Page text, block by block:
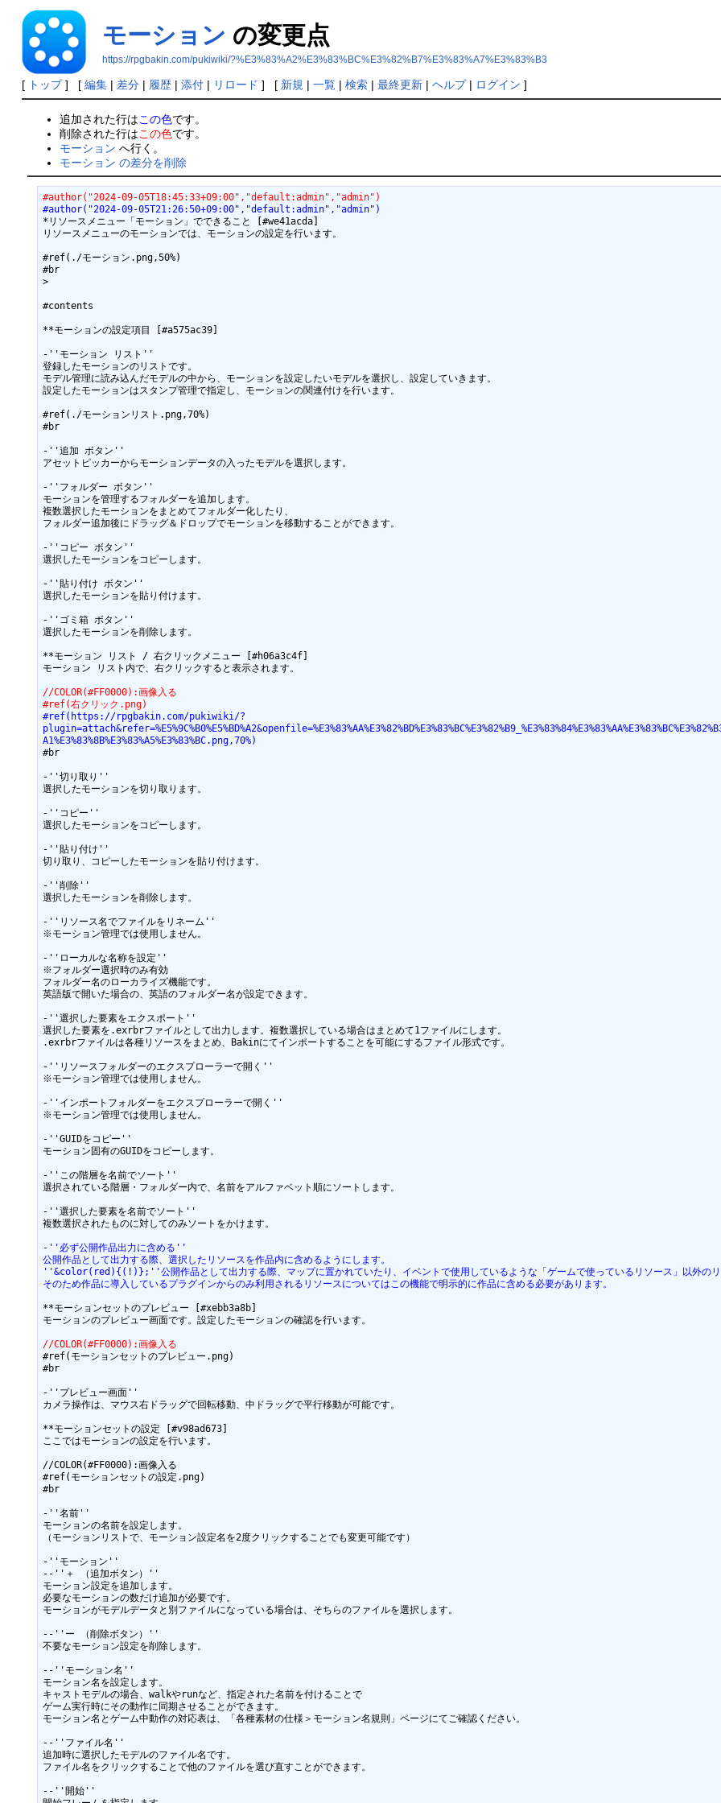
モーション の変更点
https://rpgbakin.com/pukiwiki/?%E3%83%A2%E3%83%BC%E3%82%B7%E3%83%A7%E3%83%B3
[ トップ] [ 編集| 差分| 履歴| 添付| リロード ] [ 新規 | 一覧| 検索| 最終更新| ヘルプ| ログイン ]
追加された行はこの色です。
削除された行はこの色です。
モーション へ行く。
モーション の差分を削除
#author("2024-09-05T18:45:33+09:00","default:admin","admin")
#author("2024-09-05T21:26:50+09:00","default:admin","admin")
*リソースメニュー「モーション」でできること [#we41acda]
リソースメニューのモーションでは、モーションの設定を行います。
#ref(./モーション.png,50%)
#br
>
#contents
**モーションの設定項目 [#a575ac39]
-''モーション リスト''
登録したモーションのリストです。
モデル管理に読み込んだモデルの中から、モーションを設定したいモデルを選択し、設定していきます。
設定したモーションはスタンプ管理で指定し、モーションの関連付けを行います。
#ref(./モーションリスト.png,70%)
#br
-''追加 ボタン''
アセットピッカーからモーションデータの入ったモデルを選択します。
-''フォルダー ボタン''
モーションを管理するフォルダーを追加します。
複数選択したモーションをまとめてフォルダー化したり、
フォルダー追加後にドラッグ＆ドロップでモーションを移動することができます。
-''コピー ボタン''
選択したモーションをコピーします。
-''貼り付け ボタン''
選択したモーションを貼り付けます。
-''ゴミ箱 ボタン''
選択したモーションを削除します。
**モーション リスト / 右クリックメニュー [#h06a3c4f]
//COLOR(#FF0000):画像入る
#ref(右クリック.png)
#ref(https://rpgbakin.com/pukiwiki/?
A1%E3%83%8B%E3%83%A5%E3%83%BC.png,70%)
#br
-''切り取り''
選択したモーションを切り取ります。
-''コピー''
選択したモーションをコピーします。
-''貼り付け''
切り取り、コピーしたモーションを貼り付けます。
-''削除''
選択したモーションを削除します。
-''リソース名でファイルをリネーム''
※モーション管理では使用しません。
-''ローカルな名称を設定''
※フォルダー選択時のみ有効
フォルダー名のローカライズ機能です。
英語版で開いた場合の、英語のフォルダー名が設定できます。
-''選択した要素をエクスポート''
選択した要素を.exrbrファイルとして出力します。複数選択している場合はまとめて1ファイルにします。
.exrbrファイルは各種リソースをまとめ、Bakinにてインポートすることを可能にするファイル形式です。
-''リソースフォルダーのエクスプローラーで開く''
※モーション管理では使用しません。
-''インポートフォルダーをエクスプローラーで開く''
※モーション管理では使用しません。
-''GUIDをコピー''
モーション固有のGUIDをコピーします。
-''この階層を名前でソート''
選択されている階層・フォルダー内で、名前をアルファベット順にソートします。
-''選択した要素を名前でソート''
複数選択されたものに対してのみソートをかけます。
-''必ず公開作品出力に含める''
公開作品として出力する際、選択したリソースを作品内に含めるようにします。
''&color(red){(!)};''公開作品として出力する際、マップに置かれていたり、イベントで使用しているような「ゲームで使っているリソース」以外のリ
そのため作品に導入しているプラグインからのみ利用されるリソースについてはこの機能で明示的に作品に含める必要があります。
**モーションセットのプレビュー [#xebb3a8b]
モーションのプレビュー画面です。設定したモーションの確認を行います。
//COLOR(#FF0000):画像入る
#ref(モーションセットのプレビュー.png)
#br
-''プレビュー画面''
カメラ操作は、マウス右ドラッグで回転移動、中ドラッグで平行移動が可能です。
**モーションセットの設定 [#v98ad673]
ここではモーションの設定を行います。
//COLOR(#FF0000):画像入る
#ref(モーションセットの設定.png)
#br
-''名前''
モーションの名前を設定します。
（モーションリストで、モーション設定名を2度クリックすることでも変更可能です）
-''モーション''
--''＋ （追加ボタン）''
モーション設定を追加します。
必要なモーションの数だけ追加が必要です。
モーションがモデルデータと別ファイルになっている場合は、そちらのファイルを選択します。
--''ー （削除ボタン）''
不要なモーション設定を削除します。
--''モーション名''
モーション名を設定します。
キャストモデルの場合、walkやrunなど、指定された名前を付けることで
ゲーム実行時にその動作に同期させることができます。
モーション名とゲーム中動作の対応表は、「各種素材の仕様＞モーション名規則」ページにてご確認ください。
--''ファイル名''
追加時に選択したモデルのファイル名です。
ファイル名をクリックすることで他のファイルを選び直すことができます。
--''開始''